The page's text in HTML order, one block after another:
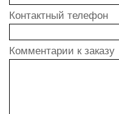
Контактный телефон
Комментарии к заказу